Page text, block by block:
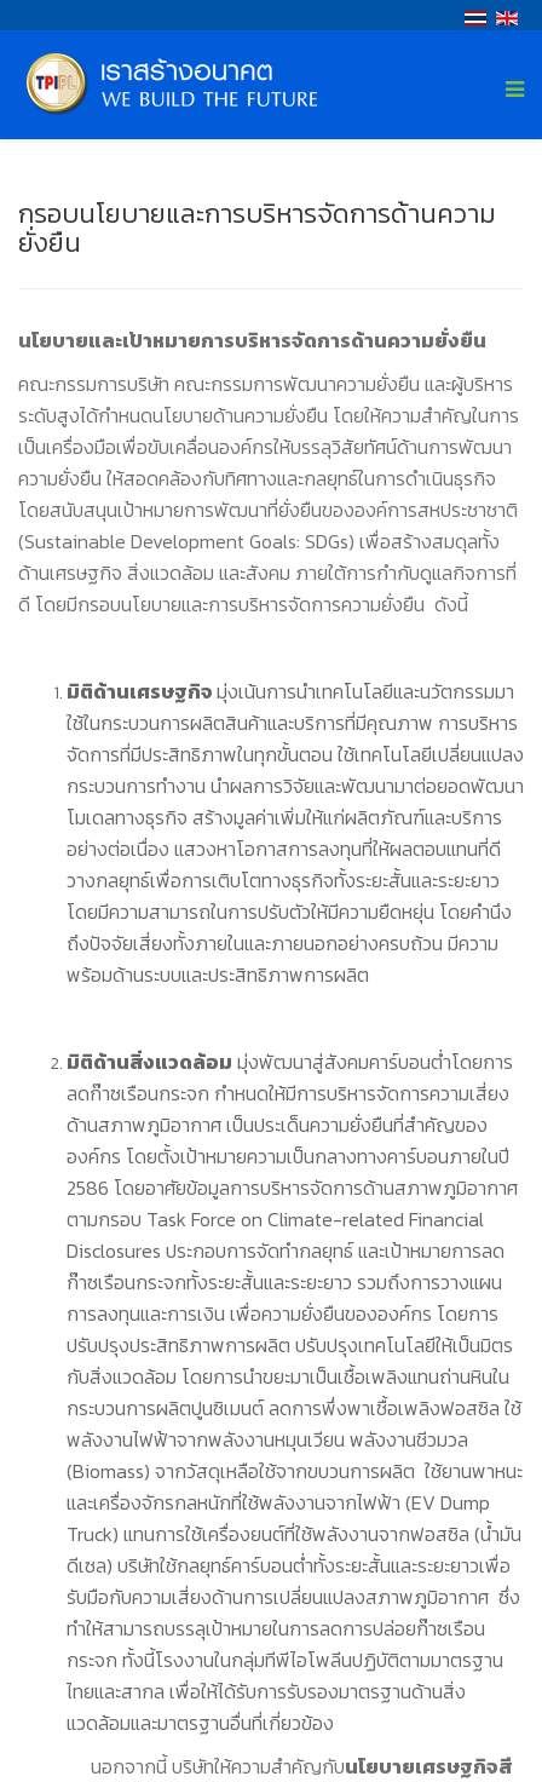
กรอบนโยบายและการบริหารจัดการด้านความ
ยั่งยืน
นโยบายและเป้าหมายการบริหารจัดการด้านความยั่งยืน
คณะกรรมการบริษัท คณะกรรมการพัฒนาความยั่งยืน และผู้บริหาร
ระดับสูงได้กำหนดนโยบายด้านความยั่งยืน โดยให้ความสำคัญในการ
เป็นเครื่องมือเพื่อขับเคลื่อนองค์กรให้บรรลุวิสัยทัศน์ด้านการพัฒนา
ความยั่งยืน ให้สอดคล้องกับทิศทางและกลยุทธ์ในการดำเนินธุรกิจ
โดยสนับสนุนเป้าหมายการพัฒนาที่ยั่งยืนขององค์การสหประชาชาติ
(Sustainable Development Goals: SDGs) เพื่อสร้างสมดุลทั้ง
ด้านเศรษฐกิจ สิ่งแวดล้อม และสังคม ภายใต้การกำกับดูแลกิจการที่
ดี โดยมีกรอบนโยบายและการบริหารจัดการความยั่งยืน ดังนี้
มิติด้านเศรษฐกิจมุ่งเน้นการนำเทคโนโลยีและนวัตกรรมมา
ใช้ในกระบวนการผลิตสินค้าและบริการที่มีคุณภาพ การบริหาร
จัดการที่มีประสิทธิภาพในทุกขั้นตอน ใช้เทคโนโลยีเปลี่ยนแปลง
กระบวนการทำงาน นำผลการวิจัยและพัฒนามาต่อยอดพัฒนา
โมเดลทางธุรกิจ สร้างมูลค่าเพิ่มให้แก่ผลิตภัณฑ์และบริการ
อย่างต่อเนื่อง แสวงหาโอกาสการลงทุนที่ให้ผลตอบแทนที่ดี
วางกลยุทธ์เพื่อการเติบโตทางธุรกิจทั้งระยะสั้นและระยะยาว
โดยมีความสามารถในการปรับตัวให้มีความยืดหยุ่น โดยคำนึง
ถึงปัจจัยเสี่ยงทั้งภายในและภายนอกอย่างครบถ้วน มีความ
พร้อมด้านระบบและประสิทธิภาพการผลิต
มิติด้านสิ่งแวดล้อม มุ่งพัฒนาสู่สังคมคาร์บอนต่ำโดยการ
ลดก๊าซเรือนกระจก กำหนดให้มีการบริหารจัดการความเสี่ยง
ด้านสภาพภูมิอากาศ เป็นประเด็นความยั่งยืนที่สำคัญของ
องค์กร โดยตั้งเป้าหมายความเป็นกลางทางคาร์บอนภายในปี
2586 โดยอาศัยข้อมูลการบริหารจัดการด้านสภาพภูมิอากาศ
ตามกรอบ Task Force on Climate-related Financial
Disclosures ประกอบการจัดทำกลยุทธ์ และเป้าหมายการลด
ก๊าซเรือนกระจกทั้งระยะสั้นและระยะยาว รวมถึงการวางแผน
การลงทุนและการเงิน เพื่อความยั่งยืนขององค์กร โดยการ
ปรับปรุงประสิทธิภาพการผลิต ปรับปรุงเทคโนโลยีให้เป็นมิตร
กับสิ่งแวดล้อม โดยการนำขยะมาเป็นเชื้อเพลิงแทนถ่านหินใน
กระบวนการผลิตปูนซิเมนต์ ลดการพึ่งพาเชื้อเพลิงฟอสซิล ใช้
พลังงานไฟฟ้าจากพลังงานหมุนเวียน พลังงานชีวมวล
(Biomass) จากวัสดุเหลือใช้จากขบวนการผลิต ใช้ยานพาหนะ
และเครื่องจักรกลหนักที่ใช้พลังงานจากไฟฟ้า (EV Dump
Truck) แทนการใช้เครื่องยนต์ที่ใช้พลังงานจากฟอสซิล (น้ำมัน
ดีเซล) บริษัทใช้กลยุทธ์คาร์บอนต่ำทั้งระยะสั้นและระยะยาวเพื่อ
รับมือกับความเสี่ยงด้านการเปลี่ยนแปลงสภาพภูมิอากาศ ซึ่ง
ทำให้สามารถบรรลุเป้าหมายในการลดการปล่อยก๊าซเรือน
กระจก ทั้งนี้โรงงานในกลุ่มทีพีไอโพลีนปฏิบัติตามมาตรฐาน
ไทยและสากล เพื่อให้ได้รับการรับรองมาตรฐานด้านสิ่ง
แวดล้อมและมาตรฐานอื่นที่เกี่ยวข้อง
นอกจากนี้ บริษัทให้ความสำคัญกับนโยบายเศรษฐกิจสี